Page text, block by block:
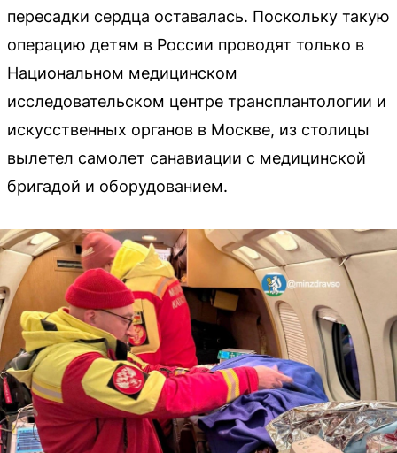
пересадки сердца оставалась. Поскольку такую
операцию детям в России проводят только в
Национальном медицинском
исследовательском центре трансплантологии и
искусственных органов в Москве, из столицы
вылетел самолет санавиации с медицинской
бригадой и оборудованием.